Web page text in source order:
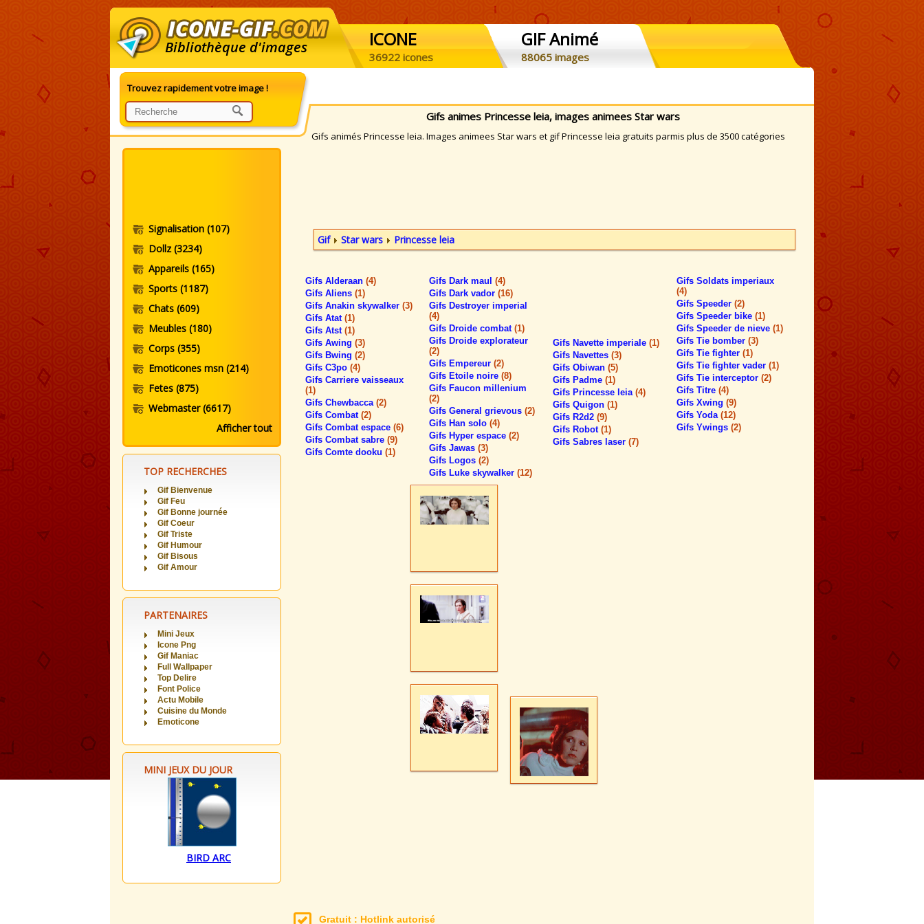
Bibliothèque d'images ICONE
36922 icones
GIF Animé
88065 images
Trouvez rapidement votre image !
Signalisation (107)
Dollz(3234)
Appareils (165)
Sports (1187)
Chats (609)
Meubles (180)
Corps (355)
Emoticones msn (214)
Fetes (875)
Webmaster(6617)
Afficher tout
TOP RECHERCHES
Gif Bienvenue
Gif Feu
Gif Bonne journée
Gif Coeur
Gif Triste
Gif Humour
Gif Bisous
Gif Amour
PARTENAIRES
Mini Jeux
Icone Png
Gif Maniac
Full Wallpaper
Top Delire
Font Police
Actu Mobile
Cuisine du Monde
Emoticone
MINI JEUX DU JOUR
BIRD ARC
Gifs animes Princesse leia, images animees Star wars
Gifs animés Princesse leia. Images animees Star wars et gif Princesse leia gratuits parmis plus de 3500 catégories
Gif Star wars Princesse leia
Gifs Alderaan (4)
Gifs Aliens (1)
Gifs Anakin skywalker (3)
Gifs Atat (1)
Gifs Atst (1)
Gifs Awing (3)
Gifs Bwing (2)
Gifs C3po (4)
Gifs Carriere vaisseaux
(1)
Gifs Chewbacca (2)
Gifs Combat (2)
Gifs Combat espace (6)
Gifs Combat sabre (9)
Gifs Comte dooku (1)
Gifs Dark maul (4)
Gifs Dark vador (16)
Gifs Destroyer imperial
(4)
Gifs Droide combat (1)
Gifs Droide explorateur
(2)
Gifs Empereur (2)
Gifs Etoile noire (8)
Gifs Faucon millenium
(2)
Gifs General grievous (2)
Gifs Han solo (4)
Gifs Hyper espace (2)
Gifs Jawas (3)
Gifs Logos (2)
Gifs Luke skywalker (12)
Gifs Navette imperiale (1)
Gifs Navettes (3)
Gifs Obiwan (5)
Gifs Padme (1)
Gifs Princesse leia (4)
Gifs Quigon (1)
Gifs R2d2 (9)
Gifs Robot (1)
Gifs Sabres laser (7)
Gifs Soldats imperiaux
(4)
Gifs Speeder (2)
Gifs Speeder bike (1)
Gifs Speeder de nieve (1)
Gifs Tie bomber (3)
Gifs Tie fighter (1)
Gifs Tie fighter vader (1)
Gifs Tie interceptor (2)
Gifs Titre (4)
Gifs Xwing (9)
Gifs Yoda (12)
Gifs Ywings (2)
Gratuit : Hotlink autorisé